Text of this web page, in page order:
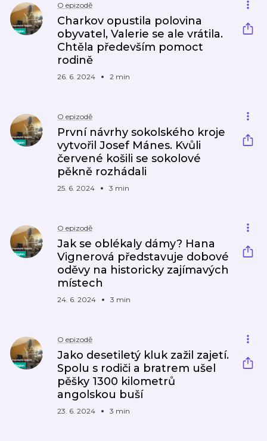
O epizodě
Charkov opustila polovina
obyvatel, Valerie se ale vrátila.
Chtěla především pomoct
rodině
26. 6. 2024 2 min
O epizodě
První návrhy sokolského kroje
vytvořil Josef Mánes. Kvůli
červené košili se sokolové
pěkně rozhádali
25. 6. 2024 3 min
O epizodě
Jak se oblékaly dámy? Hana
Vignerová představuje dobové
oděvy na historicky zajímavých
místech
24. 6. 2024 3 min
O epizodě
Jako desetiletý kluk zažil zajetí.
Spolu s rodiči a bratrem ušel
pěšky 1300 kilometrů
angolskou buší
23. 6. 2024 3 min